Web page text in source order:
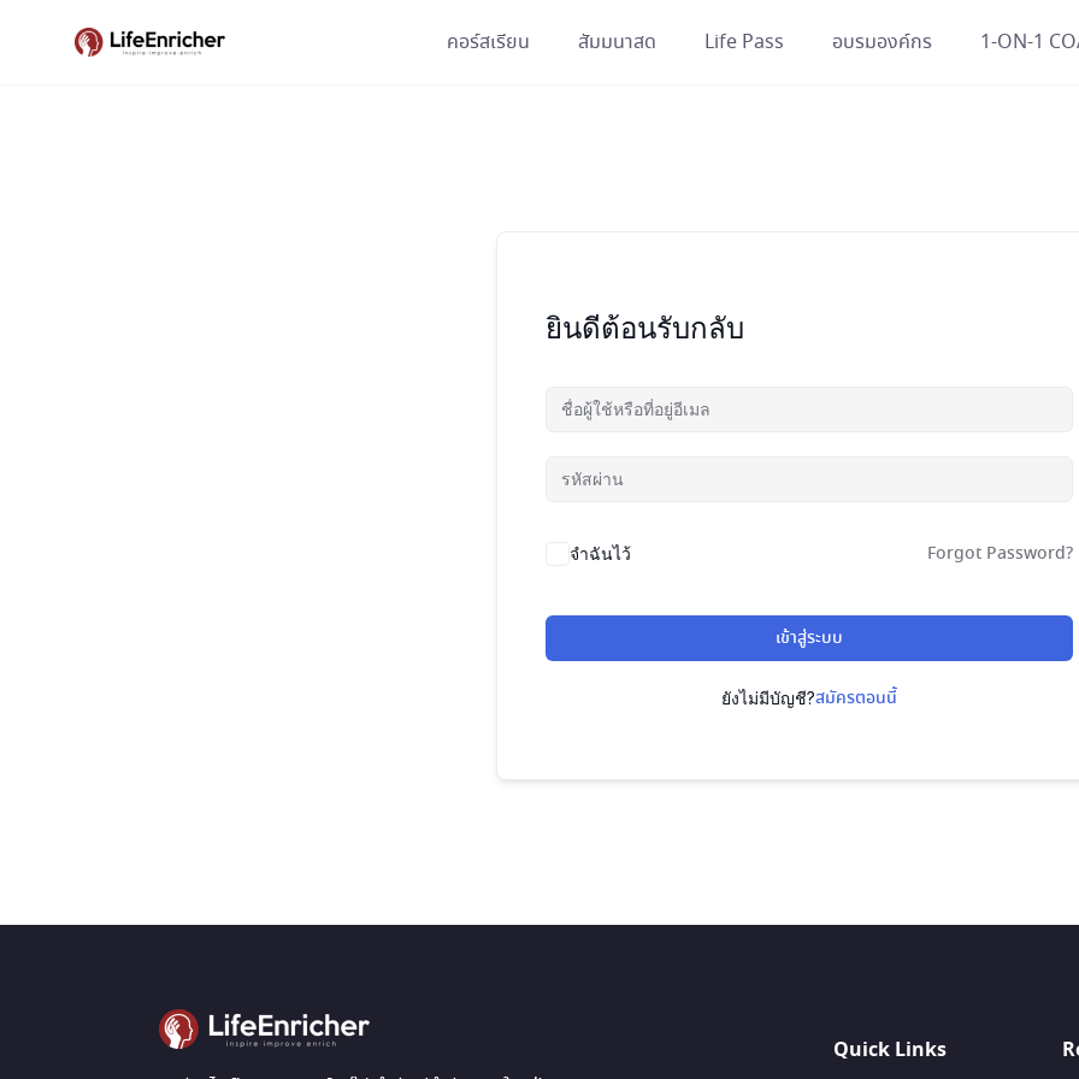
คอร์สเรียน สัมมนาสด Life Pass อบรมองค์กร 1-ON-1
ยินดีต้อนรับกลับ
จำฉันไว้ Forgot Password?
เข้าสู่ระบบ
ยังไม่มีบัญชี?สมัครตอนนี้
Quick Links